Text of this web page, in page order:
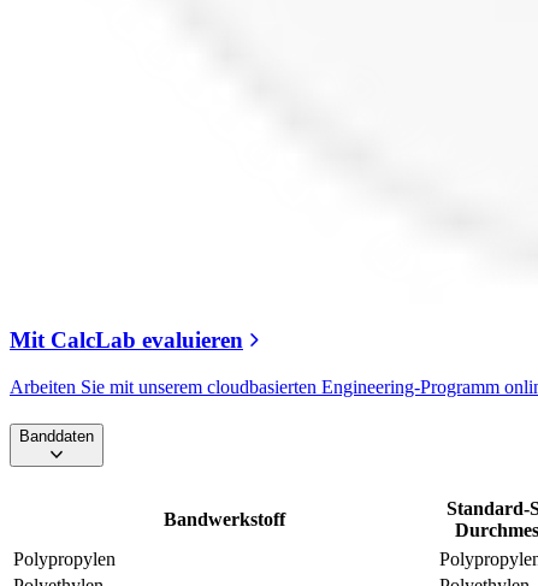
Mit CalcLab evaluieren
Arbeiten Sie mit unserem cloudbasierten Engineering-Programm
Banddaten
Bandwerkstoff
Standard-
Polypropylen